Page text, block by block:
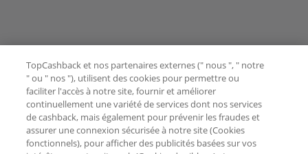
TopCashback et nos partenaires externes (" nous ", " notre
" ou " nos "), utilisent des cookies pour permettre ou
faciliter l'accès à notre site, fournir et améliorer
continuellement une variété de services dont nos services
de cashback, mais également pour prévenir les fraudes et
assurer une connexion sécurisée à notre site (Cookies
fonctionnels), pour afficher des publicités basées sur vos